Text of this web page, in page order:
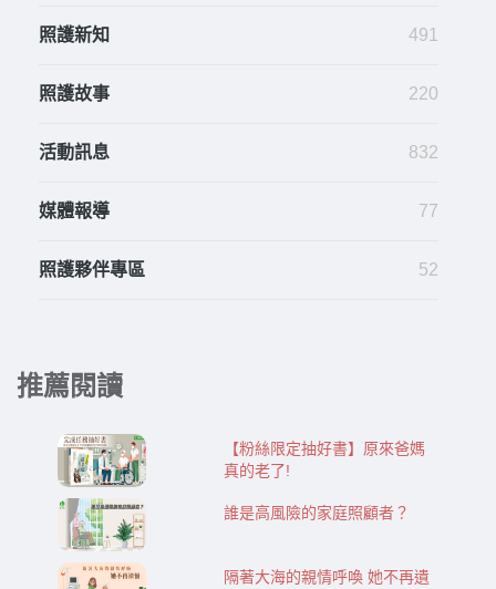
照護新知 491
照護故事 220
活動訊息 832
媒體報導 77
照護夥伴專區 52
推薦閱讀
【粉絲限定抽好書】原來爸媽
真的老了!
誰是高風險的家庭照顧者？
隔著大海的親情呼喚 她不再遺